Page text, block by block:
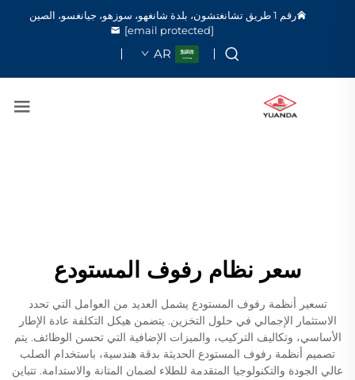
رقم 1 طريق تشانغتشون، بلدة شانغهو، سوزهو، جيانغسو، الصين
[email protected]
AR
سعر نظام رفوف المستودع
تسعير أنظمة رفوف المستودع يشمل العديد من العوامل التي تحدد
الاستثمار الإجمالي في حلول التخزين. يتضمن هيكل التكلفة عادة الإطار
الأساسي، وتكاليف التركيب، والميزات الإضافية التي تحسن الوظائف. يتم
تصميم أنظمة رفوف المستودع الحديثة بدقة هندسية، باستخدام الصلب
عالي الجودة والتكنولوجيا المتقدمة للطلاء لضمان المتانة والاستدامة. تتباين